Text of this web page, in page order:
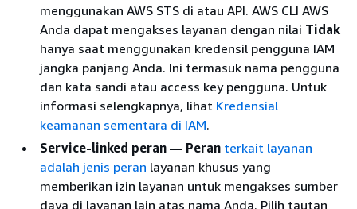
menggunakan AWS STS di atau API. AWS CLI AWS
Anda dapat mengakses layanan dengan nilai Tidak
hanya saat menggunakan kredensil pengguna IAM
jangka panjang Anda. Ini termasuk nama pengguna
dan kata sandi atau access key pengguna. Untuk
informasi selengkapnya, lihat Kredensial
keamanan sementara di IAM.
Service-linked peran — Peran terkait layanan
adalah jenis peran layanan khusus yang
memberikan izin layanan untuk mengakses sumber
daya di layanan lain atas nama Anda. Pilih tautan